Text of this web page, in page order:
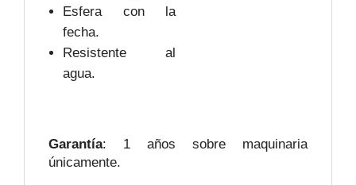
Esfera con la
fecha.
Resistente al
agua.
Garantía: 1 años sobre maquinaria
únicamente.